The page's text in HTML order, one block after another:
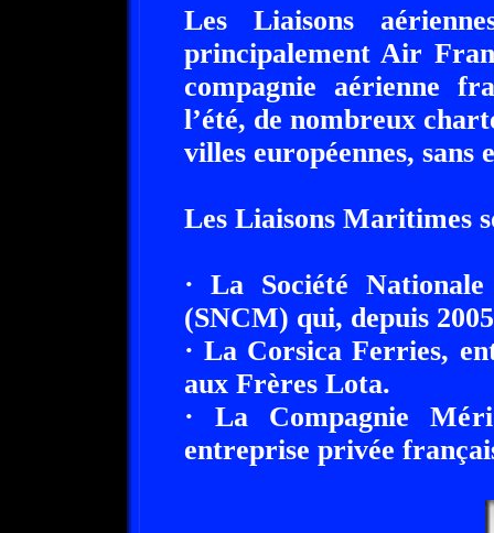
Les Liaisons
principalement Air
compagnie aérienne
l’été, de nombreux
villes européennes, sans
Les Liaisons Maritimes
· La Société
(SNCM) qui, depuis
· La Corsica Ferries,
aux Frères Lota.
· La Compagnie
entreprise privée